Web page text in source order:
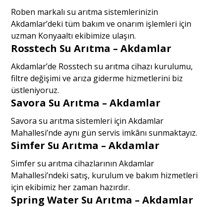
Roben markalı su arıtma sistemlerinizin
Akdamlar’deki tüm bakım ve onarım işlemleri için
uzman Konyaaltı ekibimize ulaşın.
Rosstech Su Arıtma – Akdamlar
Akdamlar’de Rosstech su arıtma cihazı kurulumu,
filtre değişimi ve arıza giderme hizmetlerini biz
üstleniyoruz.
Savora Su Arıtma – Akdamlar
Savora su arıtma sistemleri için Akdamlar
Mahallesi’nde aynı gün servis imkânı sunmaktayız.
Simfer Su Arıtma – Akdamlar
Simfer su arıtma cihazlarının Akdamlar
Mahallesi’ndeki satış, kurulum ve bakım hizmetleri
için ekibimiz her zaman hazırdır.
Spring Water Su Arıtma – Akdamlar